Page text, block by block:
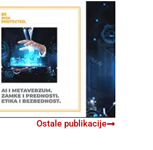
Ostale publikacije